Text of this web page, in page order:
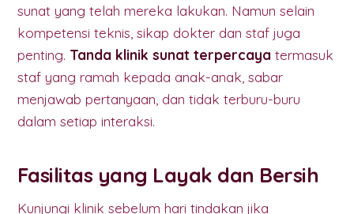
sunat yang telah mereka lakukan. Namun selain
kompetensi teknis, sikap dokter dan staf juga
penting. Tanda klinik sunat terpercaya termasuk
staf yang ramah kepada anak-anak, sabar
menjawab pertanyaan, dan tidak terburu-buru
dalam setiap interaksi.
Fasilitas yang Layak dan Bersih
Kunjungi klinik sebelum hari tindakan jika